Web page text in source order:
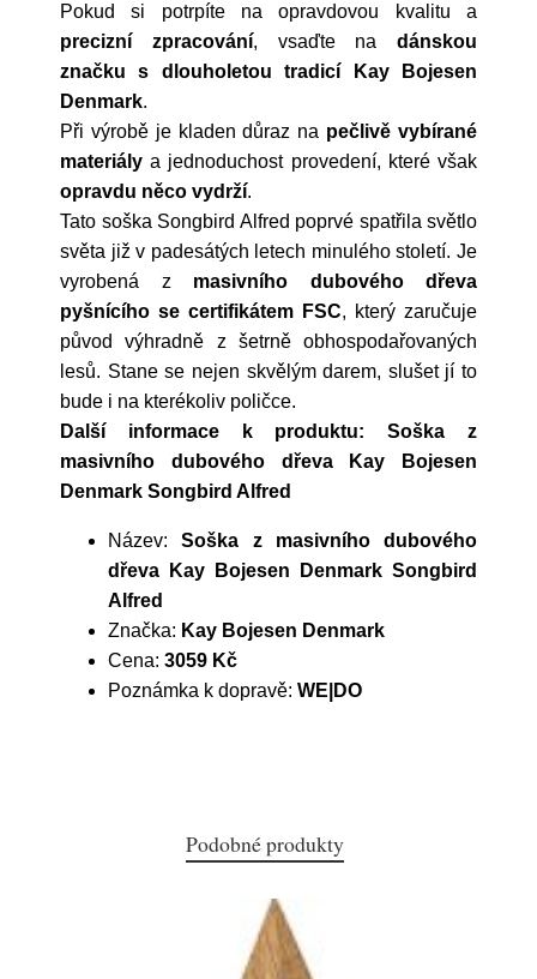
Pokud si potrpíte na opravdovou kvalitu a
precizní zpracování, vsaďte na dánskou
značku s dlouholetou tradicí Kay Bojesen
Denmark.
Při výrobě je kladen důraz na pečlivě vybírané
materiály a jednoduchost provedení, které však
opravdu něco vydrží.
Tato soška Songbird Alfred poprvé spatřila světlo
světa již v padesátých letech minulého století. Je
vyrobená z masivního dubového dřeva
pyšnícího se certifikátem FSC, který zaručuje
původ výhradně z šetrně obhospodařovaných
lesů. Stane se nejen skvělým darem, slušet jí to
bude i na kterékoliv poličce.
Další informace k produktu: Soška z
masivního dubového dřeva Kay Bojesen
Denmark Songbird Alfred
Název:Soška z masivního dubového
dřeva Kay Bojesen Denmark Songbird
Alfred
Značka: Kay Bojesen Denmark
Cena: 3059 Kč
Poznámka k dopravě: WE|DO
Podobné produkty